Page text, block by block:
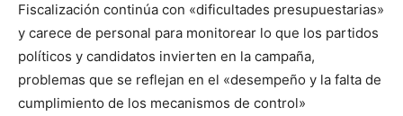
Fiscalización continúa con «dificultades presupuestarias»
y carece de personal para monitorear lo que los partidos
políticos y candidatos invierten en la campaña,
problemas que se reflejan en el «desempeño y la falta de
cumplimiento de los mecanismos de control»